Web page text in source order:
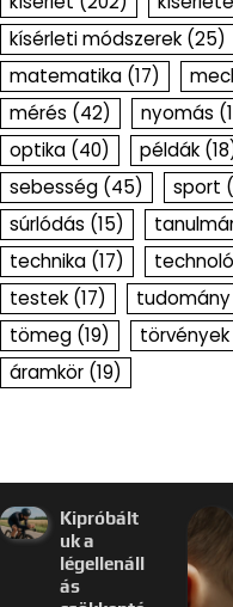
kísérleti módszerek (25)
matematika (17)
mérés (42) nyomás
optika (40) példák
sebesség (45) sport
súrlódás (15)
technika (17)
testek (17) tudomány
tömeg (19) törvények
áramkör (19)
Kipróbált
uk a
légellenáll
ás